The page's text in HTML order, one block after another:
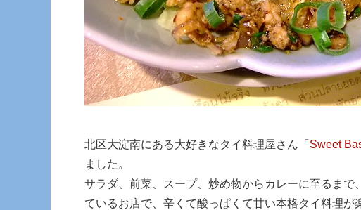
北区大淀南にある大好きなタイ料理屋さん「 Sweet
ました。
サラダ、前菜、スープ、炒め物からカレーに至るま
ているお店で、辛くて酸っぱくて甘い本格タイ料理が